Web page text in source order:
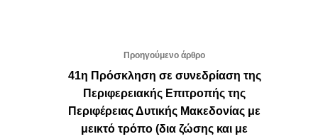
Προηγούμενο άρθρο
41η Πρόσκληση σε συνεδρίαση της
Περιφερειακής Επιτροπής της
Περιφέρειας Δυτικής Μακεδονίας με
μεικτό τρόπο (δια ζώσης και με